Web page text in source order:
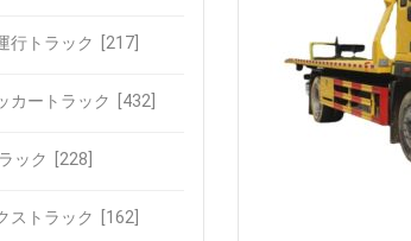
行トラック [217]
カートラック [432]
ック [228]
ストラック [162]